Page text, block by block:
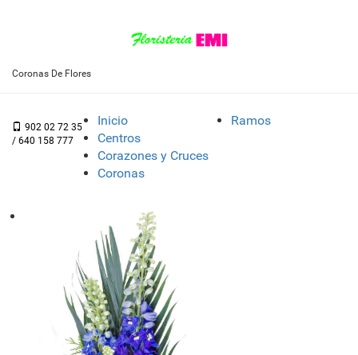
Coronas De Flores
902 02 72 35
/ 640 158 777
Inicio
Ramos
Centros
Corazones y Cruces
Coronas